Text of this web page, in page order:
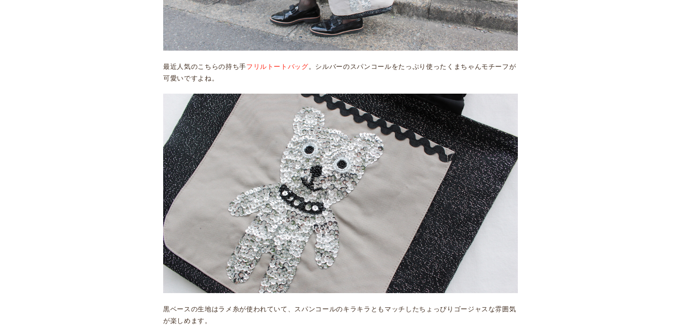
最近人気のこちらの持ち手フリルトートバッグ 。シルバーのスパンコールをたっぷり使ったくまちゃんモチーフが
可愛いですよね。
黒ベースの生地はラメ糸が使われていて、スパンコールのキラキラともマッチしたちょっぴりゴージャスな雰囲気
が楽しめます。